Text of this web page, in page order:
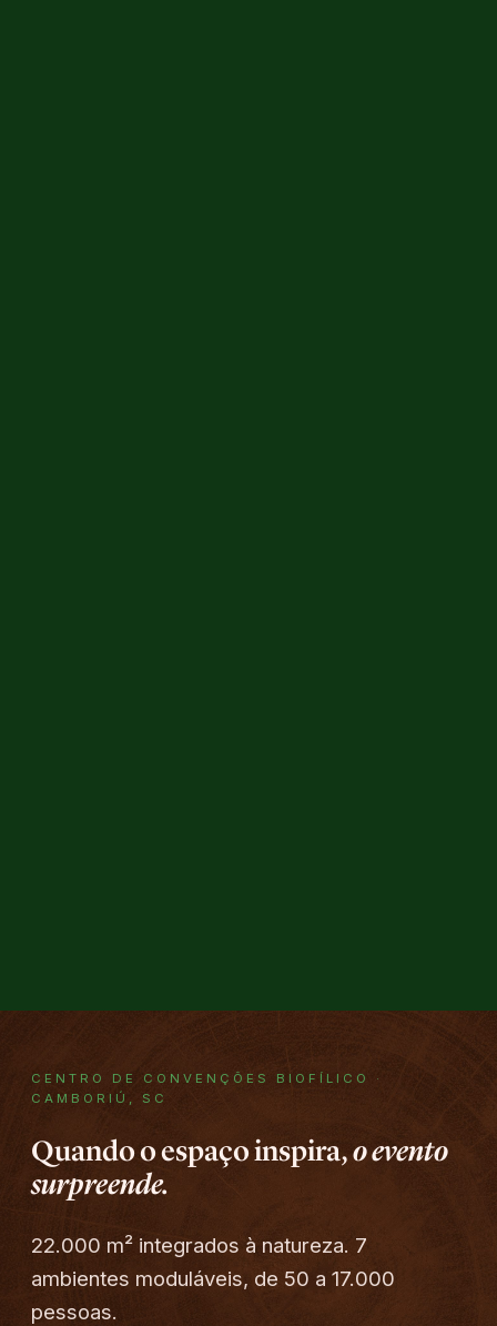
CENTRO DE CONVENÇÕES BIOFÍLICO ·
CAMBORIÚ, SC
Quando o espaço inspira,o evento
surpreende.
22.000 m² integrados à natureza. 7
ambientes moduláveis, de 50 a 17.000
pessoas.